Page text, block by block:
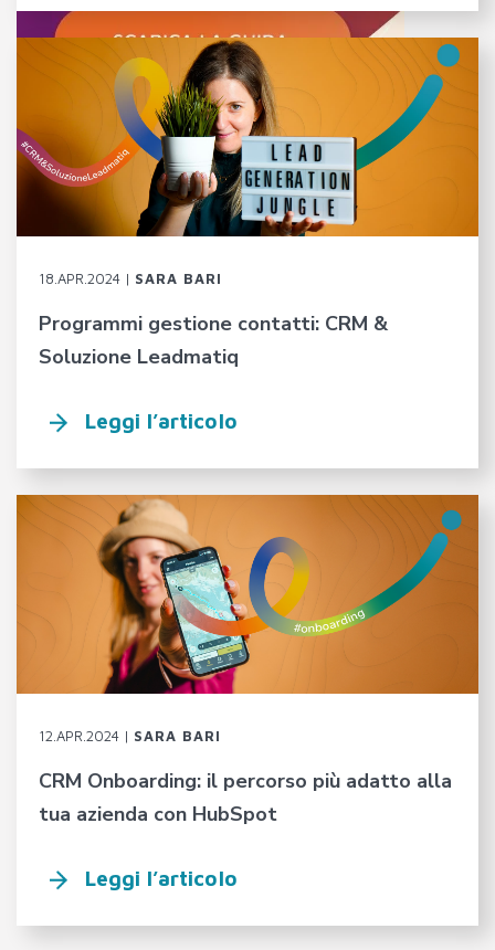
18.APR.2024 | SARA BARI
Programmi gestione contatti: CRM &
Soluzione Leadmatiq
Leggi l’articolo
12.APR.2024 | SARA BARI
CRM Onboarding: il percorso più adatto alla
tua azienda con HubSpot
Leggi l’articolo